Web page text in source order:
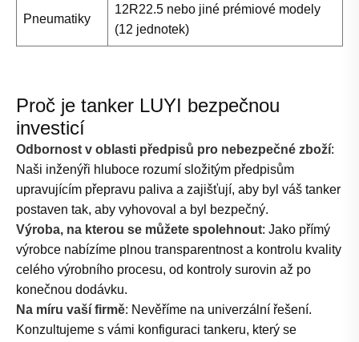
Pneumatiky
12R22.5 nebo jiné prémiové modely
(12 jednotek)
Proč je tanker LUYI bezpečnou
investicí
Odbornost v oblasti předpisů pro nebezpečné zboží:
Naši inženýři hluboce rozumí složitým předpisům
upravujícím přepravu paliva a zajišťují, aby byl váš tanker
postaven tak, aby vyhovoval a byl bezpečný.
Výroba, na kterou se můžete spolehnout: Jako přímý
výrobce nabízíme plnou transparentnost a kontrolu kvality
celého výrobního procesu, od kontroly surovin až po
konečnou dodávku.
Na míru vaší firmě: Nevěříme na univerzální řešení.
Konzultujeme s vámi konfiguraci tankeru, který se